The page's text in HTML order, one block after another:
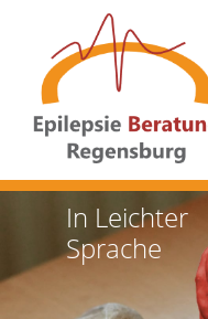
In Leichter
Sprache